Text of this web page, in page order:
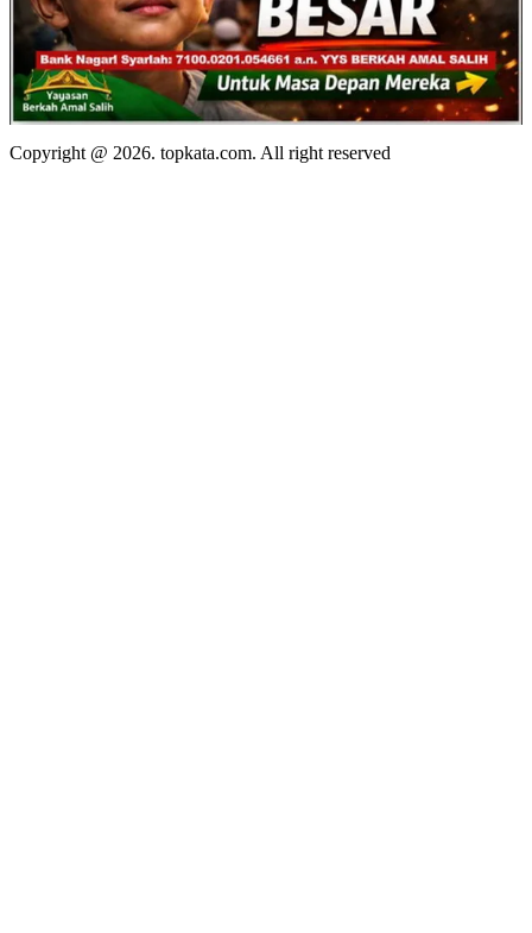
Copyright @ 2026. topkata.com. All right reserved